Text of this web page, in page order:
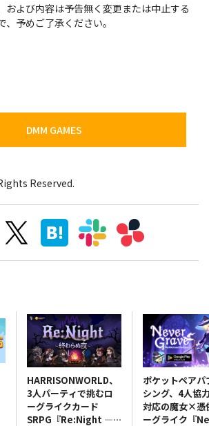
よび内容は予告無く変更または中止する
予めご了承ください。
DMM GAMES
Reserved.
HARRISONWORLD、
3人パーティで挑むロ
ーグライクカード
SRPG『Re:Night ―
ポケットペアパ
シング、4人協
対応の魔女×
ーグライク『